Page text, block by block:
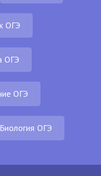
ОГЭ
ОГЭ
ОГЭ
Биология ОГЭ